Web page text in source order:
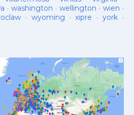
·washington · wellington · wien ·
· wyoming ·xipre · york·